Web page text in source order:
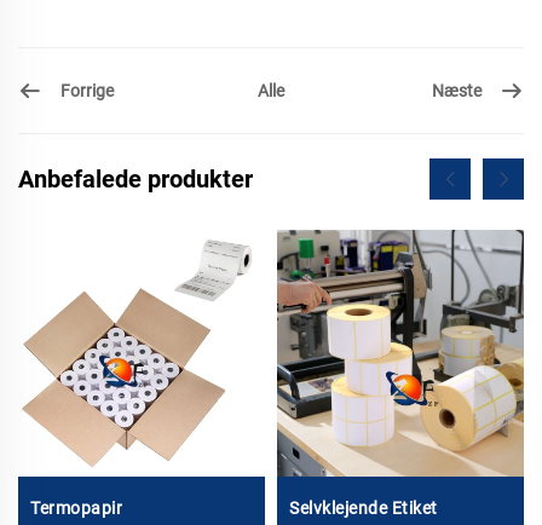
Forrige Alle Næste
Anbefalede produkter
Termopapir Selvklejende Etiket